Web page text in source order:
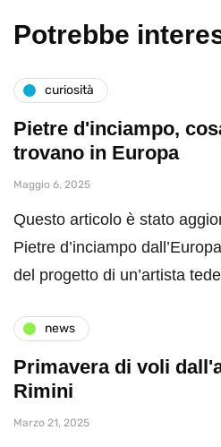
Potrebbe
curiosità
Pietre d'inciampo,
trovano in Europa
Maggio 6, 2025
Questo articolo è stato
Pietre d’inciampo
del progetto di un’artista
news
Primavera di voli
Rimini
Marzo 21, 2025